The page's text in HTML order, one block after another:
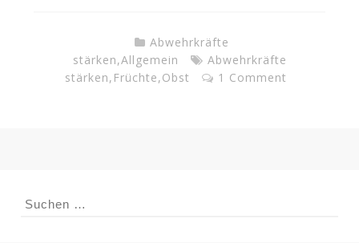
Abwehrkräfte
stärken,Allgemein
Abwehrkräfte
stärken, Früchte,Obst 1 Comment
Suchen